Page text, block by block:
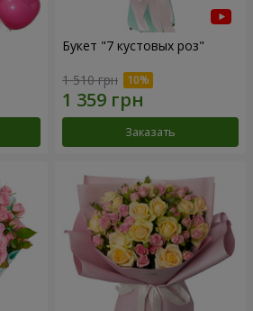
Букет "7 кустовых роз"
1 510 грн
Заказать